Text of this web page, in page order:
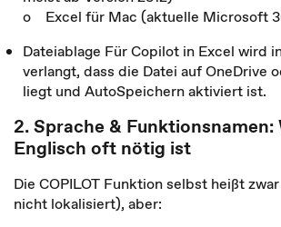
o Excel für Mac (aktuelle Microsoft
Dateiablage Für Copilot in Excel wird
verlangt, dass die Datei auf OneDrive
liegt und AutoSpeichern aktiviert ist.
2. Sprache & Funktionsnamen:
Englisch oft nötig ist
Die COPILOT Funktion selbst heißt
nicht lokalisiert), aber: